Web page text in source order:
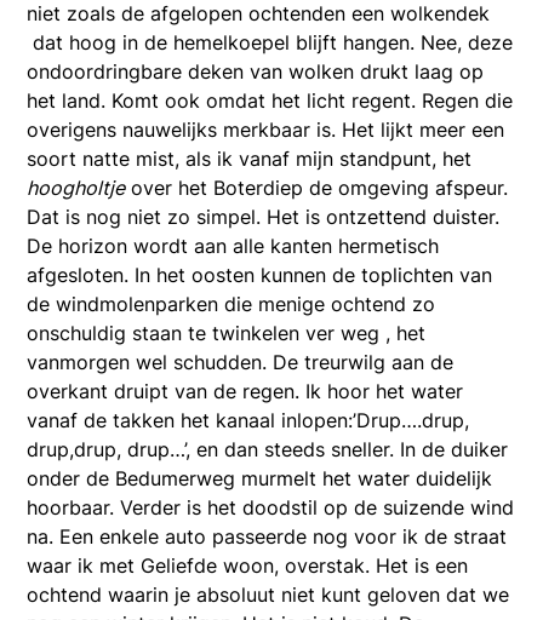
niet zoals de afgelopen ochtenden een wolkendek
dat hoog in de hemelkoepel blijft hangen. Nee, deze
ondoordringbare deken van wolken drukt laag op
het land. Komt ook omdat het licht regent. Regen die
overigens nauwelijks merkbaar is. Het lijkt meer een
soort natte mist, als ik vanaf mijn standpunt, het
hoogholtjeover het Boterdiep de omgeving afspeur.
Dat is nog niet zo simpel. Het is ontzettend duister.
De horizon wordt aan alle kanten hermetisch
afgesloten. In het oosten kunnen de toplichten van
de windmolenparken die menige ochtend zo
onschuldig staan te twinkelen ver weg , het
vanmorgen wel schudden. De treurwilg aan de
overkant druipt van de regen. Ik hoor het water
vanaf de takken het kanaal inlopen:’Drup….drup,
drup,drup, drup…’, en dan steeds sneller. In de duiker
onder de Bedumerweg murmelt het water duidelijk
hoorbaar. Verder is het doodstil op de suizende wind
na. Een enkele auto passeerde nog voor ik de straat
waar ik met Geliefde woon, overstak. Het is een
ochtend waarin je absoluut niet kunt geloven dat we